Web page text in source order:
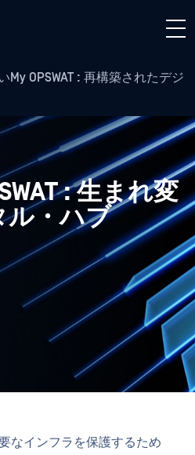
My OPSWAT : 再構築されたデジ
: 生まれ変
ル・ハブ
なインフラを保護するため